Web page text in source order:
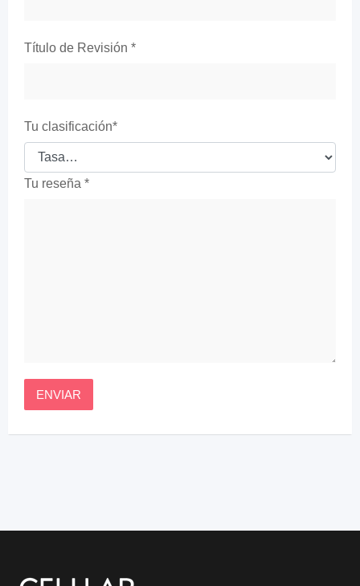
Título de Revisión *
Tu clasificación*
Tu reseña *